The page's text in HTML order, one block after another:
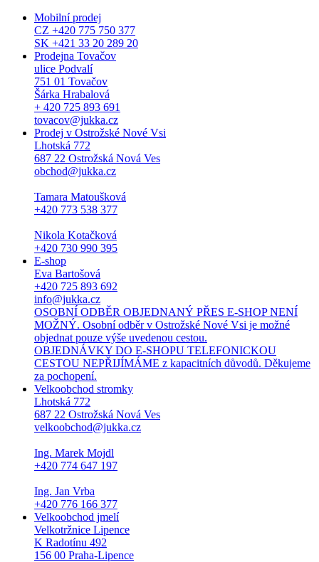
Mobilní prodej
CZ +420 775 750 377
SK +421 33 20 289 20
Prodejna Tovačov
ulice Podvalí
751 01 Tovačov
Šárka Hrabalová
+ 420 725 893 691
tovacov@jukka.cz
Prodej v Ostrožské Nové Vsi
Lhotská 772
687 22 Ostrožská Nová Ves
obchod@jukka.cz
Tamara Matoušková
+420 773 538 377
Nikola Kotačková
+420 730 990 395
E-shop
Eva Bartošová
+420 725 893 692
info@jukka.cz
OSOBNÍ ODBĚR OBJEDNANÝ PŘES E-SHOP NENÍ
MOŽNÝ. Osobní odběr v Ostrožské Nové Vsi je možné
objednat pouze výše uvedenou cestou.
OBJEDNÁVKY DO E-SHOPU TELEFONICKOU
CESTOU NEPŘIJÍMÁME z kapacitních důvodů. Děkujeme
za pochopení.
Velkoobchod stromky
Lhotská 772
687 22 Ostrožská Nová Ves
velkoobchod@jukka.cz
Ing. Marek Mojdl
+420 774 647 197
Ing. Jan Vrba
+420 776 166 377
Velkoobchod jmelí
Velkotržnice Lipence
K Radotínu 492
156 00 Praha-Lipence